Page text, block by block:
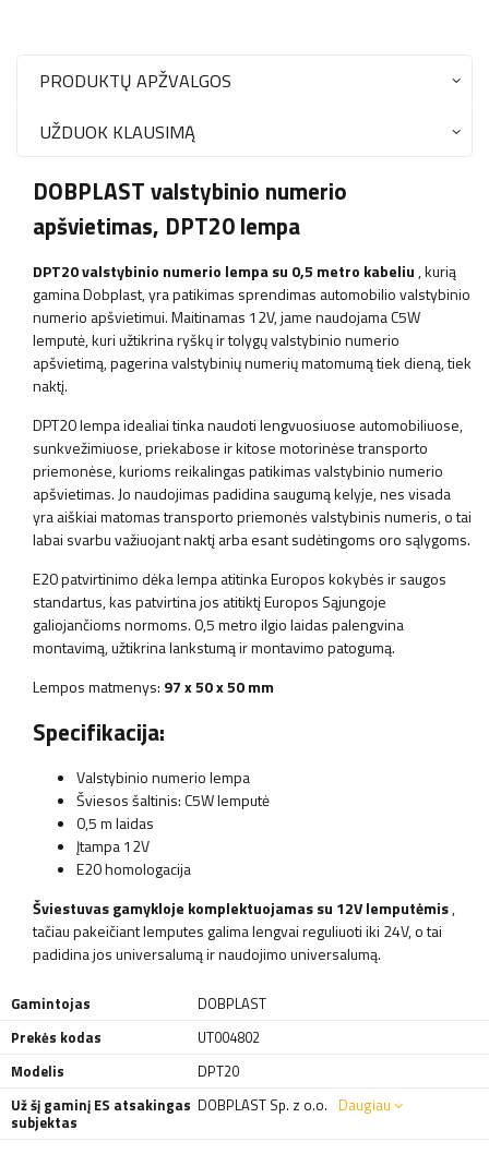
PRODUKTŲ APŽVALGOS
UŽDUOK KLAUSIMĄ
DOBPLAST valstybinio numerio
apšvietimas, DPT20 lempa
DPT20 valstybinio numerio lempa su 0,5 metro kabeliu, kurią
gamina Dobplast, yra patikimas sprendimas automobilio valstybinio
numerio apšvietimui. Maitinamas 12V, jame naudojama C5W
lemputė, kuri užtikrina ryškų ir tolygų valstybinio numerio
apšvietimą, pagerina valstybinių numerių matomumą tiek dieną, tiek
naktį.
DPT20 lempa idealiai tinka naudoti lengvuosiuose automobiliuose,
sunkvežimiuose, priekabose ir kitose motorinėse transporto
priemonėse, kurioms reikalingas patikimas valstybinio numerio
apšvietimas. Jo naudojimas padidina saugumą kelyje, nes visada
yra aiškiai matomas transporto priemonės valstybinis numeris, o tai
labai svarbu važiuojant naktį arba esant sudėtingoms oro sąlygoms.
E20 patvirtinimo dėka lempa atitinka Europos kokybės ir saugos
standartus, kas patvirtina jos atitiktį Europos Sąjungoje
galiojančioms normoms. 0,5 metro ilgio laidas palengvina
montavimą, užtikrina lankstumą ir montavimo patogumą.
Lempos matmenys: 97 x 50 x 50 mm
Specifikacija:
Valstybinio numerio lempa
Šviesos šaltinis: C5W lemputė
0,5 m laidas
Įtampa 12V
E20 homologacija
Šviestuvas gamykloje komplektuojamas su 12V lemputėmis,
tačiau pakeičiant lemputes galima lengvai reguliuoti iki 24V, o tai
padidina jos universalumą ir naudojimo universalumą.
Gamintojas
DOBPLAST
Prekės kodas
UT004802
Modelis
DPT20
Už šį gaminį ES atsakingas
subjektas
DOBPLAST Sp. z o.o. Daugiau